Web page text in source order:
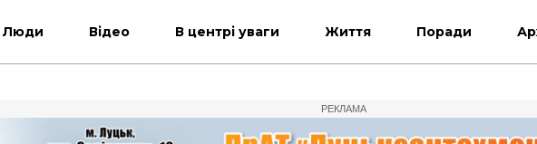
Люди Відео В центрі уваги Життя Поради
РЕКЛАМА